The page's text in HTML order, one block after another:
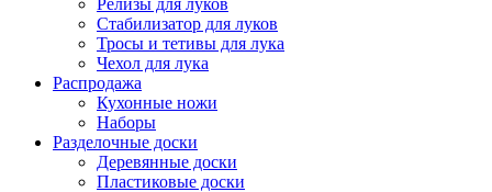
Стабилизатор для луков
Тросы и тетивы для лука
Чехол для лука
Распродажа
Кухонные ножи
Наборы
Разделочные доски
Деревянные доски
Пластиковые доски